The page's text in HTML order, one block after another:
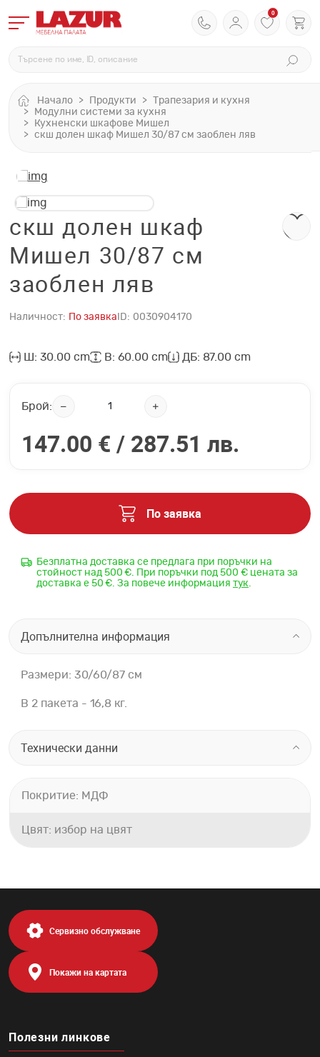
0
Начало Продукти
Трапезария и кухня
Модулни системи за кухня
Кухненски шкафове Мишел
скш долен шкаф Мишел 30/87 см заоблен ляв
скш долен шкаф
Мишел 30/87 см
заоблен ляв
Наличност: По заявка ID: 0030904170
Ш: 30.00 cm В: 60.00 cm ДБ: 87.00 cm
Брой:
147.00 € / 287.51 лв.
По заявка
Безплатна доставка се предлага при поръчки на
стойност над 500 €. При поръчки под 500 € цената за
доставка е 50 €. За повече информация тук.
Допълнителна информация
Размери: 30/60/87 см
В 2 пакета - 16,8 кг.
Технически данни
Покритие: МДФ
Цвят: избор на цвят
Полезни линкове
Сервизно обслужване
Покажи на картата